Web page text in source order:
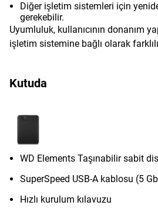
Diğer işletim sistemleri için
gerekebilir.
Uyumluluk, kullanıcının donanım
işletim sistemine bağlı olarak
Kutuda
WD Elements Taşınabilir sabit
SuperSpeed USB-A kablosu (5
Hızlı kurulum kılavuzu